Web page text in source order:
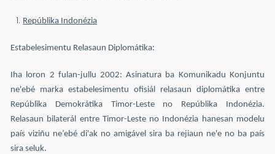
Repúblika Indonézia
Estabelesimentu Relasaun Diplomátika:
Iha loron 2 fulan-jullu 2002: Asinatura ba Komunikadu Konjuntu
ne'ebé marka estabelesimentu ofisiál relasaun diplomátika entre
Repúblika Demokrátika Timor-Leste no Repúblika Indonézia.
Relasaun bilaterál entre Timor-Leste no Indonézia hanesan modelu
país viziñu ne’ebé di'ak no amigável sira ba rejiaun ne'e no ba país
sira seluk.